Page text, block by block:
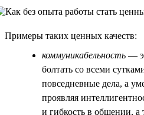
Примеры таких ценных качеств:
коммуникабельность —
болтать со всеми
повседневные дела, а
проявляя
и гибкость в общении, а